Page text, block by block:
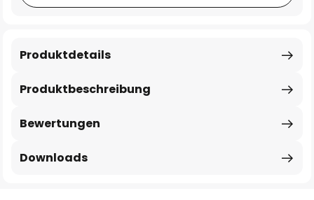
Produktbeschreibung
Produktdetails
Bewertungen
Downloads